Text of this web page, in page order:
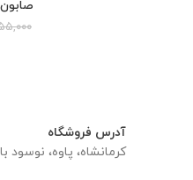
آدرس فروشگاه
کرمانشاه، پاوه، نوسود بازارچه مرزی